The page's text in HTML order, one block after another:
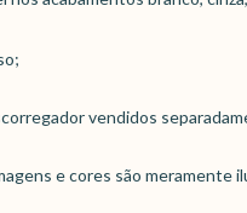
vendidos
e cores são